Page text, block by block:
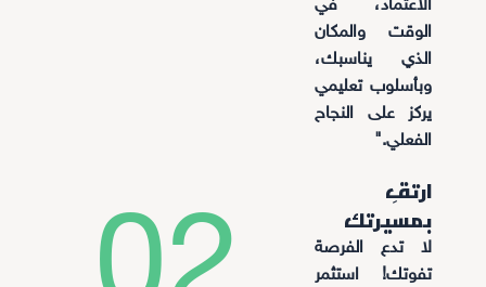
الاعتماد، في
الوقت والمكان
الذي يناسبك،
وبأسلوب تعليمي
يركز على النجاح
الفعلي."
ارتقِ
بمسيرتك
لا تدع الفرصة
تفوتك! استثمر